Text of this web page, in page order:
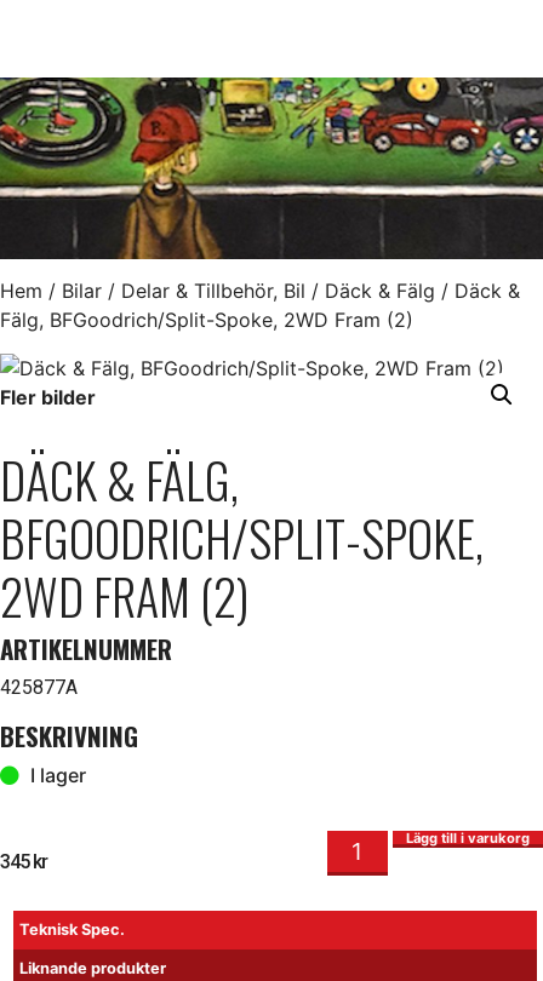
Hem / Bilar / Delar & Tillbehör, Bil / Däck & Fälg / Däck &
Fälg, BFGoodrich/Split-Spoke, 2WD Fram (2)
Fler bilder
DÄCK & FÄLG,
BFGOODRICH/SPLIT-SPOKE,
2WD FRAM (2)
ARTIKELNUMMER
425877A
BESKRIVNING
I lager
345kr
I lager
Däck & Fälg, BFGoodrich/Split-Spoke, 2WD Fram (2) mängd Lägg till i varukorg
Teknisk Spec.
Liknande produkter